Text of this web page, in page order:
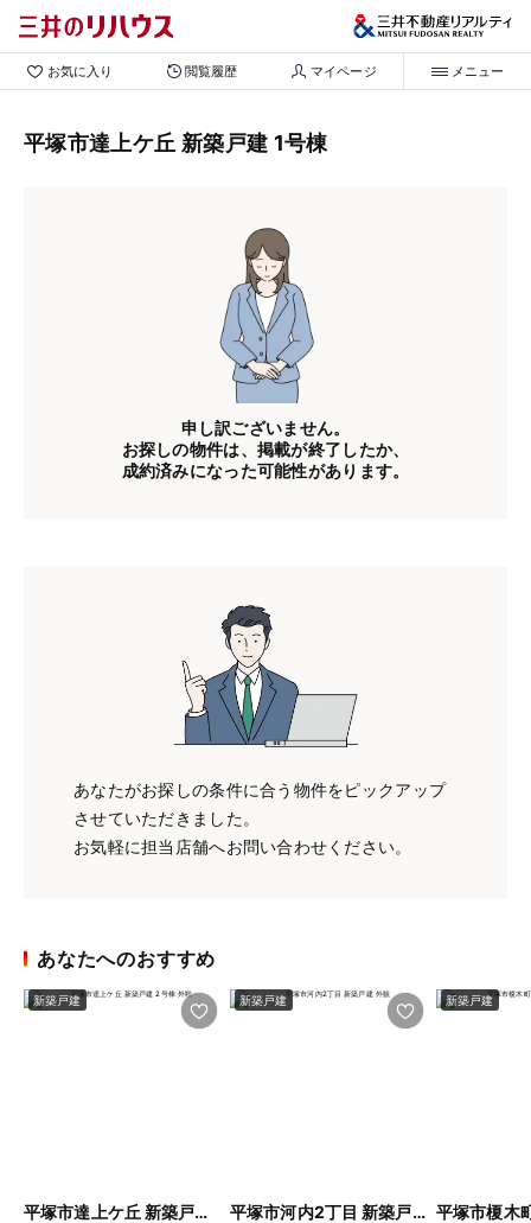
お気に入り 閲覧履歴 マイページ メニュー
平塚市達上ケ丘 新築戸建 1号棟
申し訳ございません。
お探しの物件は、掲載が終了したか、
成約済みになった可能性があります。
あなたがお探しの条件に合う物件をピックアップ
させていただきました。
お気軽に担当店舗へお問い合わせください。
あなたへのおすすめ
新築戸建
平塚市達上ケ丘 新築戸建 2号棟
新築戸建
平塚市河内2丁目 新築戸建
新築戸建